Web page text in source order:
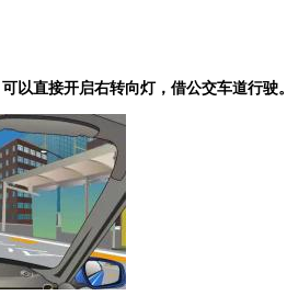
以直接开启右转向灯，借公交车道行驶。